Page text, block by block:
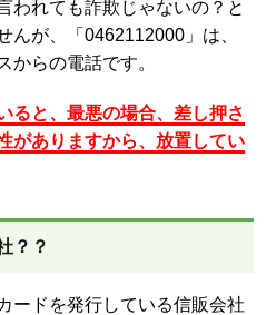
われても詐欺じゃないの？と
んが、「 0462112000」は、
からの電話です。
ると、最悪の場合、差し押さ
がありますから、放置してい
？？
ードを発行している信販会社